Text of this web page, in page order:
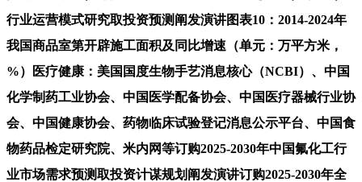
行业运营模式研究取投资预测阐发演讲图表10：2014-2024年
我国商品室第开辟施工面积及同比增速（单元：万平方米，
%）医疗健康：美国国度生物手艺消息核心（NCBI）、中国
化学制药工业协会、中国医学配备协会、中国医疗器械行业协
会、中国健康协会、药物临床试验登记消息公示平台、中国食
物药品检定研究院、米内网等订购2025-2030年中国氟化工行
业市场需求预测取投资计谋规划阐发演讲订购2025-2030年全